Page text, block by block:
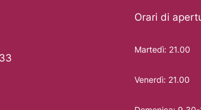
Orari di
Martedì: 21.00
Venerdì: 21.00